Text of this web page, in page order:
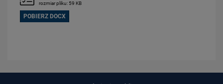
rozmiar pliku: 59 KB
POBIERZ DOCX